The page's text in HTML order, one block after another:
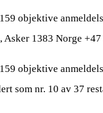
objektive
1383 Norge +47
objektive
som nr. 10 av 37